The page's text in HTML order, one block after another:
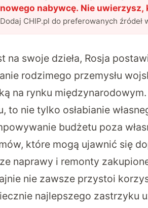
nowego nabywcę. Nie
Dodaj CHIP.pl do preferowanych źródeł
na swoje dzieła, Rosja
rodzimego przemysłu
na rynku
to nie tylko osłabianie
budżetu poza
które mogą ujawnić się
naprawy i remonty
nie zawsze przystoi
najlepszego zastrzyku